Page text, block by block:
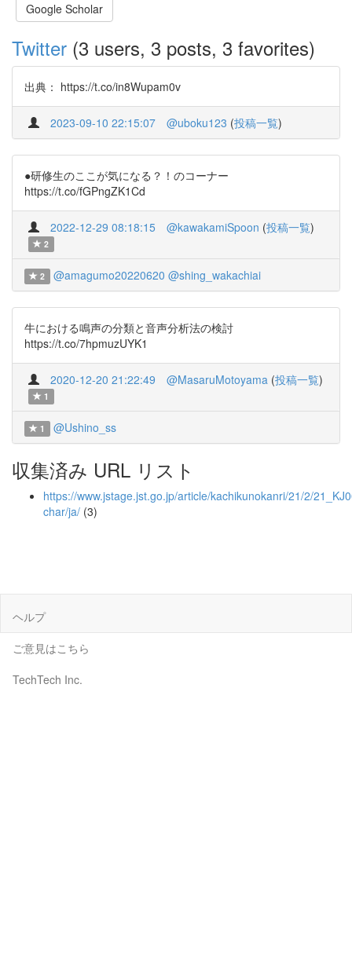
Google Scholar
Twitter (3 users, 3 posts, 3 favorites)
出典： https://t.co/in8Wupam0v
2023-09-10 22:15:07 @uboku123 (投稿一覧)
●研修生のここが気になる？！のコーナー
https://t.co/fGPngZK1Cd
2022-12-29 08:18:15 @kawakamiSpoon (投稿一覧)
2
2 @amagumo20220620 @shing_wakachiai
牛における鳴声の分類と音声分析法の検討
https://t.co/7hpmuzUYK1
2020-12-20 21:22:49 @MasaruMotoyama (投稿一覧)
1
1 @Ushino_ss
収集済み URL リスト
https://www.jstage.jst.go.jp/article/kachikunokanri/21/2/
char/ja/ (3)
ヘルプ
ご意見はこちら
TechTech Inc.